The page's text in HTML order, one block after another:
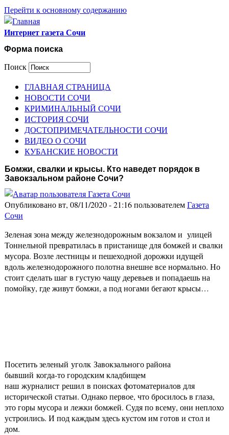
Перейти к основному содержанию
Интернет газета Сочи
Форма поиска
Поиск
ГЛАВНАЯ СТРАНИЦА
НОВОСТИ СОЧИ
КРИМИНАЛЬНЫЙ СОЧИ
ИСТОРИЯ СОЧИ
ДОСТОПРИМЕЧАТЕЛЬНОСТИ СОЧИ
ВИДЕО О СОЧИ
КУБАНСКИЕ НОВОСТИ
Бомжи, свалки и крысы. Кто наведет порядок в
Завокзальном районе Сочи?
Опубликовано вт, 08/11/2020 - 21:16 пользователемГазета
Сочи
Зеленая зона между железнодорожным вокзалом и улицей
Тоннельной превратилась в пристанище для бомжей и свалки
мусора. Возле лестницы и пешеходной дорожки идущей
вдоль железнодорожного полотна внешне все нормально. Но
стоит сделать шаг в густую чащу деревьев и попадаешь на
помойку, где живут бомжи, а под ногами бегают крысы…
Посетить зеленый уголк Завокзального района
бывший когда-то городским кладбищем
наш журналист решил в поисках фотоматериалов для
исторической статьи. Однако первое, что бросилось в глаза,
это горы мусора и лежки бомжей. Судя по всему, они неплохо
устроились. И под каждым здесь кустом им готов и стол и
дом.